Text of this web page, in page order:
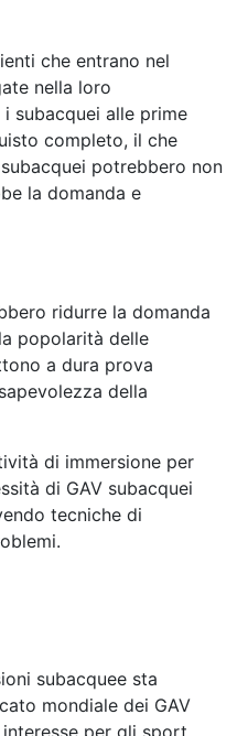
che entrano nel
nella loro
subacquei alle prime
completo, il che
potrebbero non
la domanda e
ridurre la domanda
popolarità delle
a dura prova
della
di immersione per
di GAV subacquei
tecniche di
subacquee sta
mondiale dei GAV